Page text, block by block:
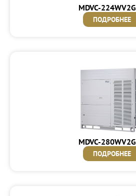
MDVC-
ПОДРОБНЕЕ
MDVC-
ПОДРОБНЕЕ